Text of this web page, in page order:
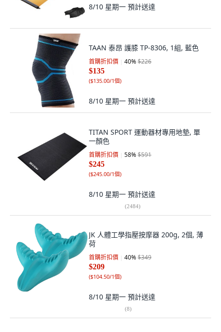
8/10 星期一 預計送達
TAAN 泰昂 護膝 TP-8306, 1組, 藍色
首購折扣價 40%$226
$135
($135.00/1個)
8/10 星期一 預計送達
TITAN SPORT 運動器材專用地墊, 單
一顏色
首購折扣價 58%$591
$245
($245.00/1個)
8/10 星期一 預計送達
(2484)
JK 人體工學指壓按摩器 200g, 2個, 薄
荷
首購折扣價 40%$349
$209
($104.50/1個)
8/10 星期一 預計送達
(8)